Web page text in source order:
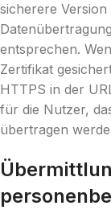
sicherere
entsprechen.
Zertifikat
HTTPS in der
für die Nutzer,
übertragen